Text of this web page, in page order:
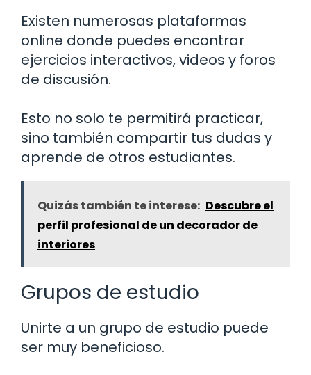
Existen numerosas plataformas
online donde puedes encontrar
ejercicios interactivos, videos y foros
de discusión.
Esto no solo te permitirá practicar,
sino también compartir tus dudas y
aprende de otros estudiantes.
Quizás también te interese: Descubre el
perfil profesional de un decorador de
interiores
Grupos de estudio
Unirte a un grupo de estudio puede
ser muy beneficioso.